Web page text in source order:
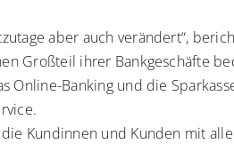
aber auch verändert“,
Großteil ihrer Bankgeschäfte
Online-Banking und die
Kundinnen und Kunden mit